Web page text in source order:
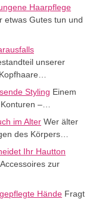
Haarpflege
etwas Gutes tun und
unserer
Styling Einem
–…
im Alter Wer älter
des Körpers…
Ihr Hautton
zur
Hände Fragt